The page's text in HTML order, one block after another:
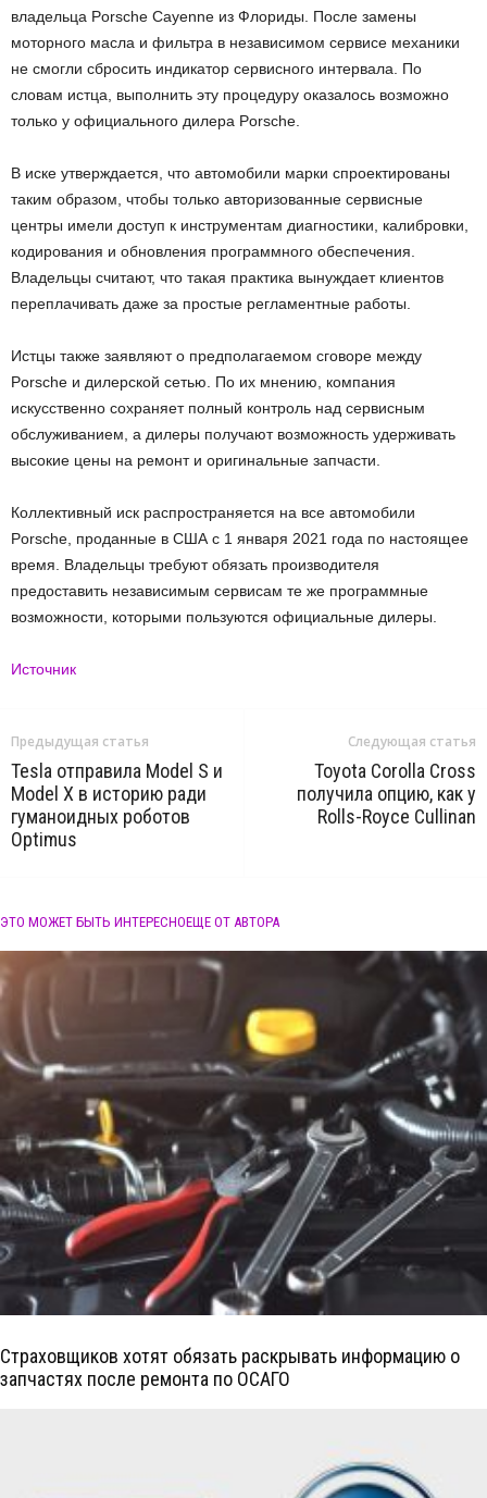
владельца Porsche Cayenne из Флориды. После замены
моторного масла и фильтра в независимом сервисе механики
не смогли сбросить индикатор сервисного интервала. По
словам истца, выполнить эту процедуру оказалось возможно
только у официального дилера Porsche.
В иске утверждается, что автомобили марки спроектированы
таким образом, чтобы только авторизованные сервисные
центры имели доступ к инструментам диагностики, калибровки,
кодирования и обновления программного обеспечения.
Владельцы считают, что такая практика вынуждает клиентов
переплачивать даже за простые регламентные работы.
Истцы также заявляют о предполагаемом сговоре между
Porsche и дилерской сетью. По их мнению, компания
искусственно сохраняет полный контроль над сервисным
обслуживанием, а дилеры получают возможность удерживать
высокие цены на ремонт и оригинальные запчасти.
Коллективный иск распространяется на все автомобили
Porsche, проданные в США с 1 января 2021 года по настоящее
время. Владельцы требуют обязать производителя
предоставить независимым сервисам те же программные
возможности, которыми пользуются официальные дилеры.
Источник
Предыдущая статья
Tesla отправила Model S и
Model X в историю ради
гуманоидных роботов
Optimus
Следующая статья
Toyota Corolla Cross
получила опцию, как у
Rolls-Royce Cullinan
ЭТО МОЖЕТ БЫТЬ ИНТЕРЕСНОЕЩЕ ОТ АВТОРА
Страховщиков хотят обязать раскрывать информацию о
запчастях после ремонта по ОСАГО